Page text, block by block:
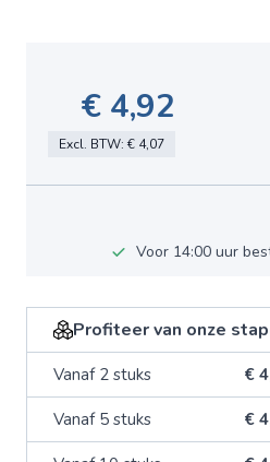
€ 4,92
Excl. BTW: € 4,07
Voor 14:00 uur
Profiteer van onze
Vanaf 2 stuks €
Vanaf 5 stuks €